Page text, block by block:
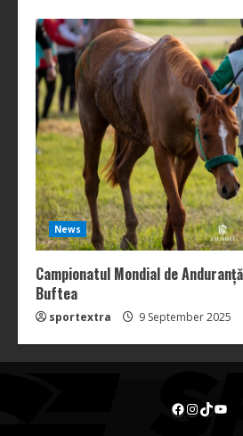
News
Campionatul Mondial de
Buftea
sportextra 9 September 2025
Facebook
Instagram
TikTok